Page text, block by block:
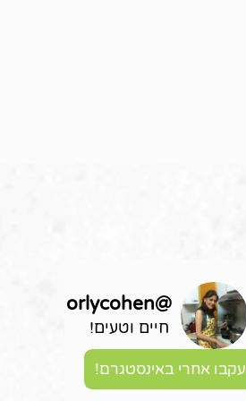
@
orlycohen
חיים וטעים!
עקבו אחרי באינסטגרם!